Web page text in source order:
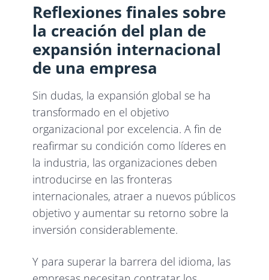
Reflexiones finales sobre
la creación del plan de
expansión internacional
de una empresa
Sin dudas, la expansión global se ha
transformado en el objetivo
organizacional por excelencia. A fin de
reafirmar su condición como líderes en
la industria, las organizaciones deben
introducirse en las fronteras
internacionales, atraer a nuevos públicos
objetivo y aumentar su retorno sobre la
inversión considerablemente.
Y para superar la barrera del idioma, las